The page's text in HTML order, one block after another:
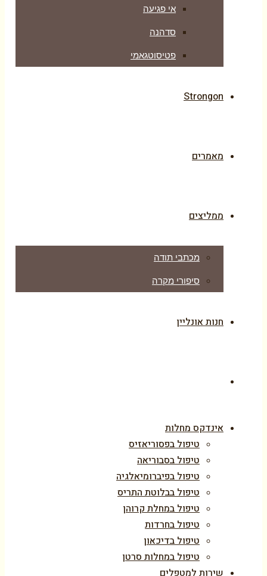
אי פגיעה
סדהנה
פטיסוטגאמי
Strongon
מאמרים
ממליצים
מכתבי תודה
סיפורי מקרה
חנות אונליין
אינדקס מחלות
טיפול בפסוריאזיס
טיפול בסבוריאה
טיפול בפיברומיאלגיה
טיפול בבלוטת התריס
טיפול במחלת קרוהן
טיפול בחרדות
טיפול בדיכאון
טיפול במחלות סרטן
שירות למטפלים